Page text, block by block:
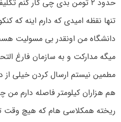
حدود ۲ تومن بدی چی کار کنم
تنها نقظه امیدی که دارم اینه که
دانشگاه من اونقدر بی مسولیت
میگه مدارکت و به سازمان فارغ
مطمین نیستم ارسال کردن خیلی
هم هزاران کیلومتر فاصله دارم من
ریخته همکلاسی هام که هیچ وقت